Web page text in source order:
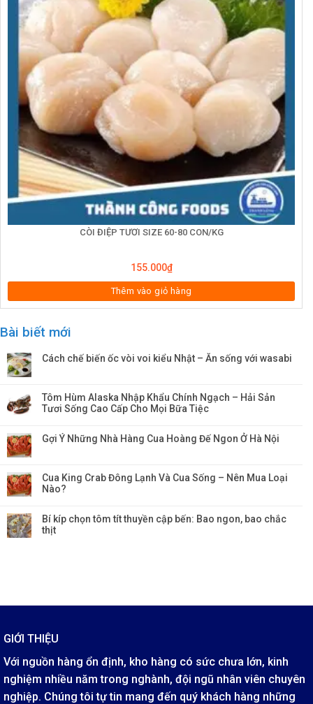
CÒI ĐIỆP TƯƠI SIZE 60-80 CON/KG
155.000₫
Thêm vào giỏ hàng
Bài biết mới
Cách chế biến ốc vòi voi kiểu Nhật – Ăn sống với wasabi
Tôm Hùm Alaska Nhập Khẩu Chính Ngạch – Hải Sản
Tươi Sống Cao Cấp Cho Mọi Bữa Tiệc
Gợi Ý Những Nhà Hàng Cua Hoàng Đế Ngon Ở Hà Nội
Cua King Crab Đông Lạnh Và Cua Sống – Nên Mua Loại
Nào?
Bí kíp chọn tôm tít thuyền cập bến: Bao ngon, bao chắc
thịt
GIỚI THIỆU
Với nguồn hàng ổn định, kho hàng có sức chưa lớn, kinh
nghiệm nhiều năm trong nghành, đội ngũ nhân viên chuyên
nghiệp. Chúng tôi tự tin mang đến quý khách hàng những